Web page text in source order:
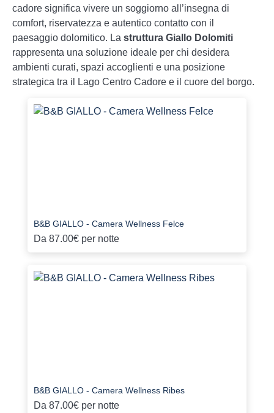
cadore significa vivere un soggiorno all’insegna di
comfort, riservatezza e autentico contatto con il
paesaggio dolomitico. La struttura Giallo Dolomiti
rappresenta una soluzione ideale per chi desidera
ambienti curati, spazi accoglienti e una posizione
strategica tra il Lago Centro Cadore e il cuore del borgo.
B&B GIALLO - Camera Wellness Felce
Da 87.00€ per notte
B&B GIALLO - Camera Wellness Ribes
Da 87.00€ per notte